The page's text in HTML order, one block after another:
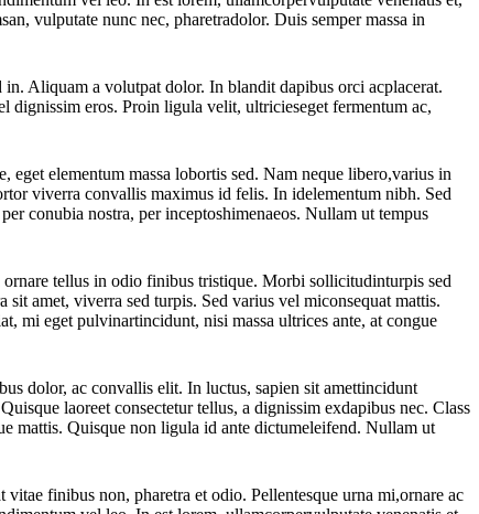
vulputate nunc nec, pharetradolor. Duis semper massa in
Aliquam a volutpat dolor. In blandit dapibus orci acplacerat.
dignissim eros. Proin ligula velit, ultricieseget fermentum ac,
elementum massa lobortis sed. Nam neque libero,varius in
viverra convallis maximus id felis. In idelementum nibh. Sed
conubia nostra, per inceptoshimenaeos. Nullam ut tempus
tellus in odio finibus tristique. Morbi sollicitudinturpis sed
amet, viverra sed turpis. Sed varius vel miconsequat mattis.
mi eget pulvinartincidunt, nisi massa ultrices ante, at congue
dolor, ac convallis elit. In luctus, sapien sit amettincidunt
laoreet consectetur tellus, a dignissim exdapibus nec. Class
mattis. Quisque non ligula id ante dictumeleifend. Nullam ut
finibus non, pharetra et odio. Pellentesque urna mi,ornare ac